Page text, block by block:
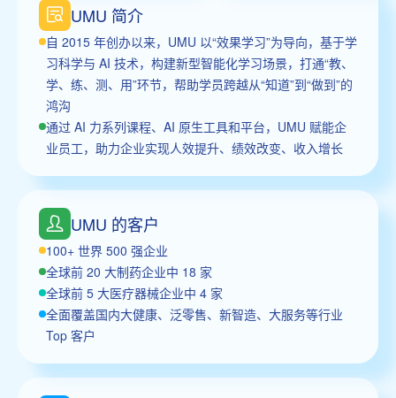
UMU 简介
自 2015 年创办以来，UMU 以“效果学习”为导向，基于学
习科学与 AI 技术，构建新型智能化学习场景，打通“教、
学、练、测、用”环节，帮助学员跨越从“知道”到“做到”的
鸿沟
通过 AI 力系列课程、AI 原生工具和平台，UMU 赋能企
业员工，助力企业实现人效提升、绩效改变、收入增长
UMU 的客户
100+ 世界 500 强企业
全球前 20 大制药企业中 18 家
全球前 5 大医疗器械企业中 4 家
全面覆盖国内大健康、泛零售、新智造、大服务等行业
Top 客户